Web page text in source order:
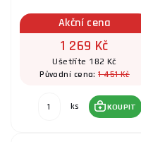
Akční cena
1 269 Kč
Ušetříte 182 Kč
Původní cena:1 451 Kč
ks KOUPIT